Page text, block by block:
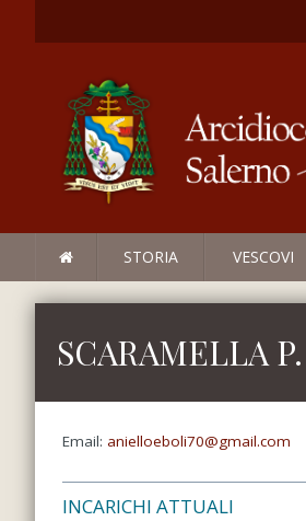
STORIA VESCOVI
SCARAMELLA
Email: anielloeboli70@gmail.com
INCARICHI ATTUALI